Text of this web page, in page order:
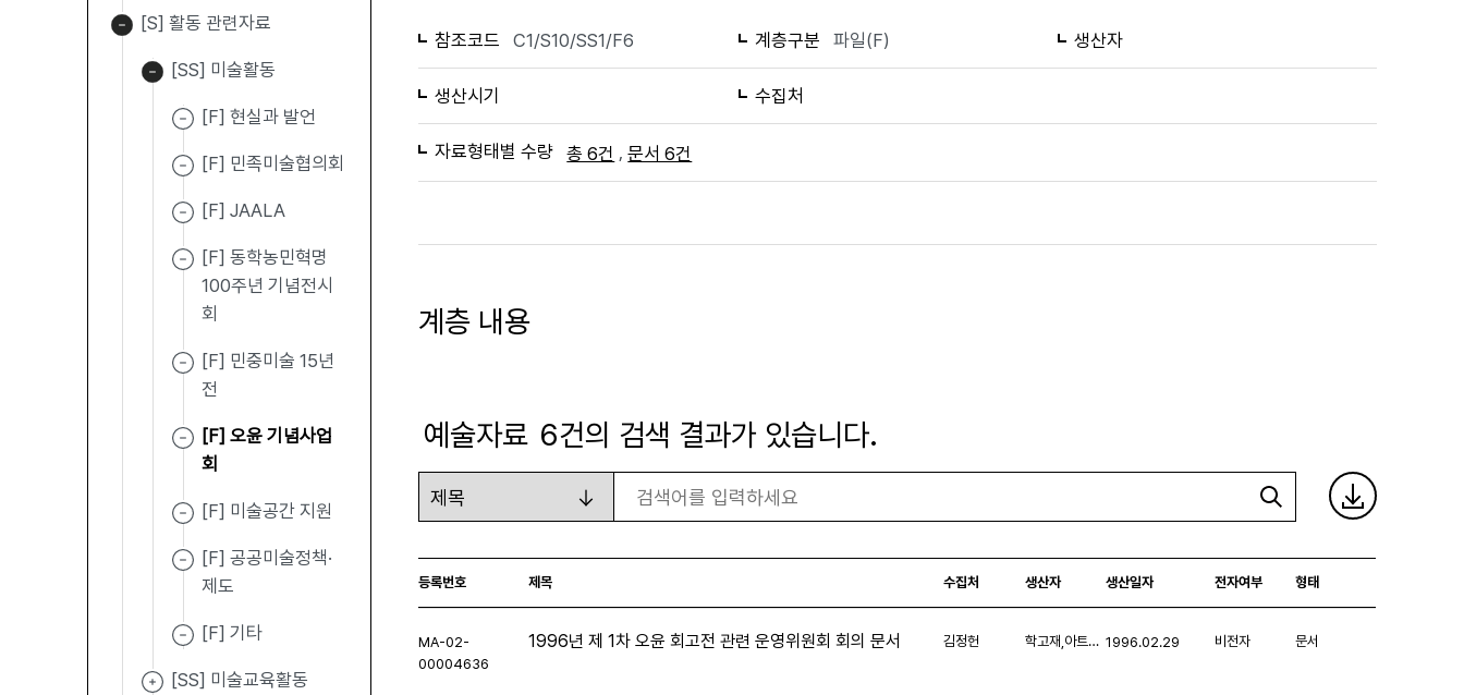
[S] 활동 관련자료
[SS] 미술활동
[F] 현실과 발언
[F] 민족미술협의회
[F] JAALA
[F] 동학농민혁명
100주년 기념전시
회
[F] 민중미술 15년
전
[F] 오윤 기념사업
회
[F] 미술공간 지원
[F] 공공미술정책·
제도
[F] 기타
[SS] 미술교육활동
참조코드 C1/S10/SS1/F6 계층구분 파일(F) 생산자
생산시기 수집처
자료형태별 수량 총 6건 ,문서 6건
계층 내용
예술자료 6건의 검색 결과가 있습니다.
검색
등록번호 제목 수집처 생산자 생산일자 전자여부 형태
MA-02-
00004636
1996년 제 1차 오윤 회고전 관련 운영위원회 회의 문서 김정헌 학고재,아트스페이스 서울 1996.02.29 비전자 문서